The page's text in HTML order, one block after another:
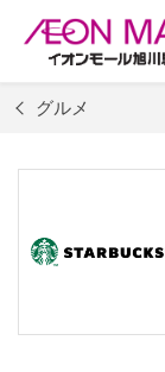
グルメ